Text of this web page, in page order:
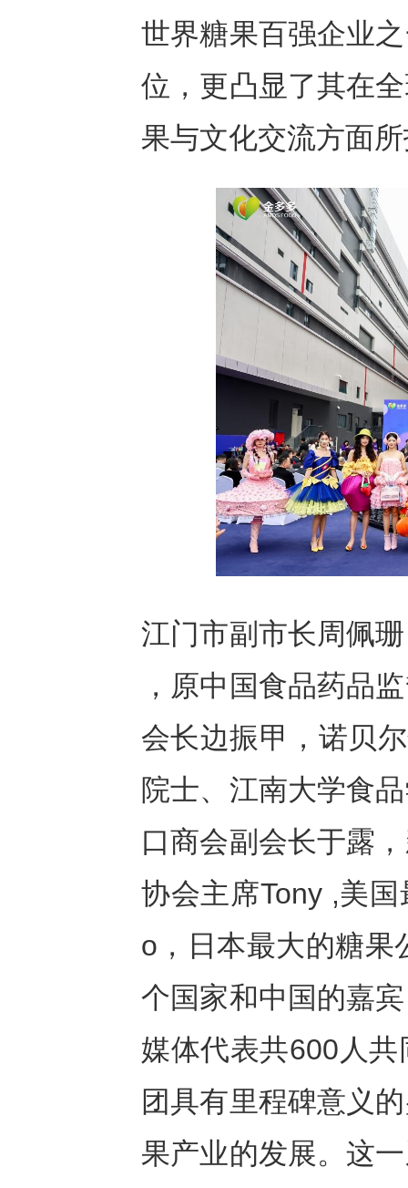
世界糖果百强企业
位，更凸显了其在
果与文化交流方面
江门市副市长周佩
，原中国食品药品
会长边振甲，诺贝
院士、江南大学食
口商会副会长于露
协会主席Tony ,美
o，日本最大的糖果
个国家和中国的嘉
媒体代表共600人
团具有里程碑意义
果产业的发展。这